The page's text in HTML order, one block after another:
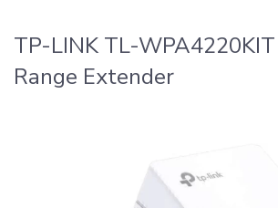
TP-LINK TL-
Range Extender